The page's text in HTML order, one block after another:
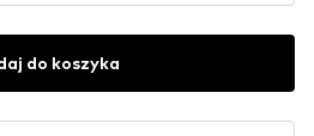
do koszyka